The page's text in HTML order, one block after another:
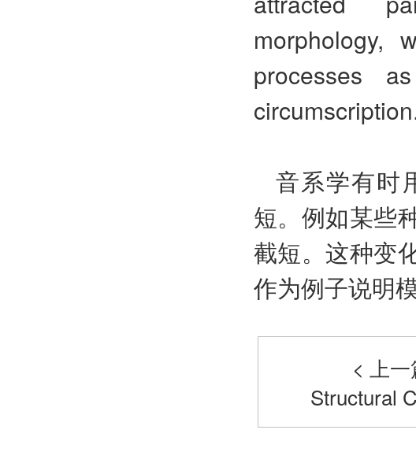
morphology,
processes
音系学有时
短。例如某些
截短。这种变
作为例子说明
< 上
Structural